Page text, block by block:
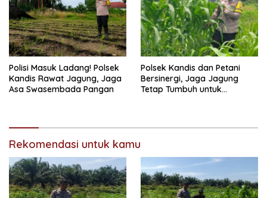
Polisi Masuk Ladang! Polsek
Kandis Rawat Jagung, Jaga
Asa Swasembada Pangan
Polsek Kandis dan Petani
Bersinergi, Jaga Jagung
Tetap Tumbuh untuk
Rekomendasi untuk kamu